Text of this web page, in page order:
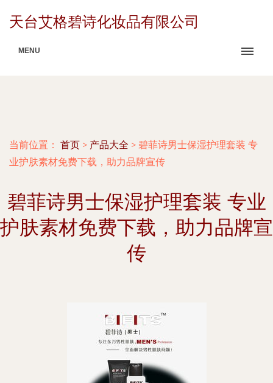
天台艾格碧诗化妆品有限公司
MENU
当前位置： 首页 > 产品大全 > 碧菲诗男士保湿护理套装 专
业护肤素材免费下载，助力品牌宣传
碧菲诗男士保湿护理套装 专业
护肤素材免费下载，助力品牌宣
传